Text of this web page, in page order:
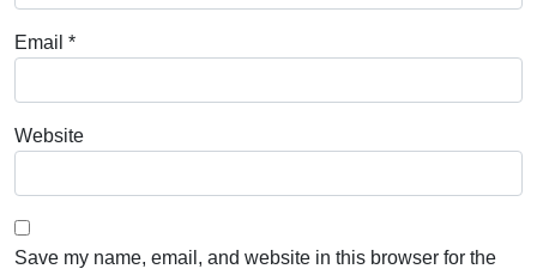
Email *
Website
Save my name, email, and website in this browser for the